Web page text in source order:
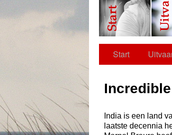
Start
India is een land
laatste decennia